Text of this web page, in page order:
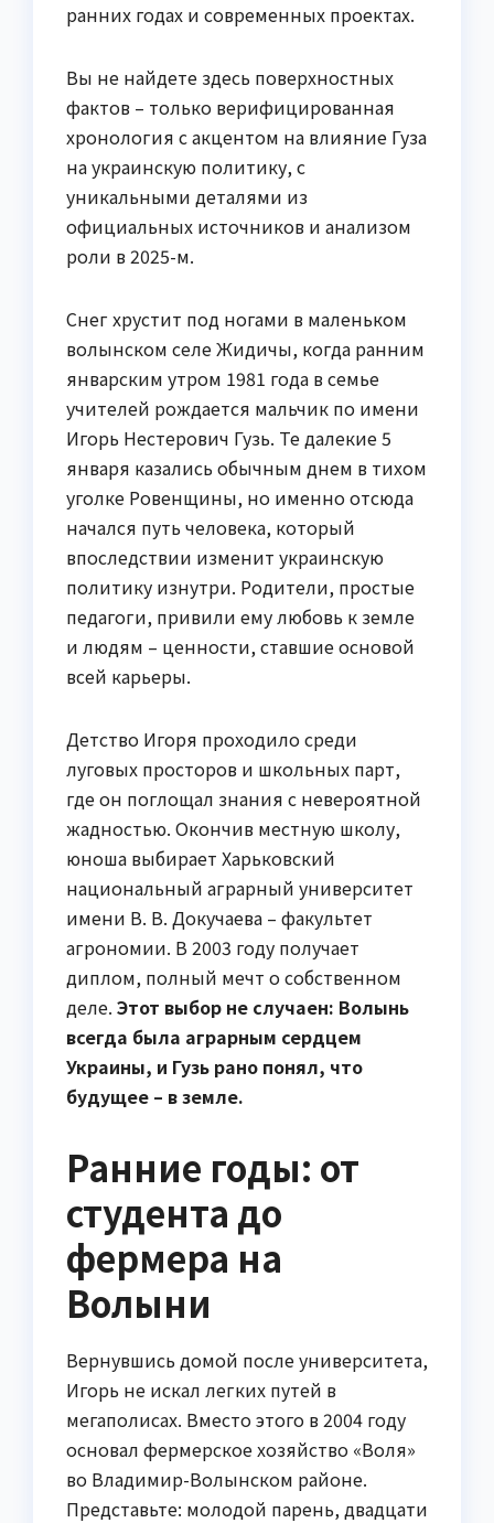
ранних годах и современных проектах.
Вы не найдете здесь поверхностных
фактов – только верифицированная
хронология с акцентом на влияние Гуза
на украинскую политику, с
уникальными деталями из
официальных источников и анализом
роли в 2025-м.
Снег хрустит под ногами в маленьком
волынском селе Жидичы, когда ранним
январским утром 1981 года в семье
учителей рождается мальчик по имени
Игорь Нестерович Гузь. Те далекие 5
января казались обычным днем в тихом
уголке Ровенщины, но именно отсюда
начался путь человека, который
впоследствии изменит украинскую
политику изнутри. Родители, простые
педагоги, привили ему любовь к земле
и людям – ценности, ставшие основой
всей карьеры.
Детство Игоря проходило среди
луговых просторов и школьных парт,
где он поглощал знания с невероятной
жадностью. Окончив местную школу,
юноша выбирает Харьковский
национальный аграрный университет
имени В. В. Докучаева – факультет
агрономии. В 2003 году получает
диплом, полный мечт о собственном
деле. Этот выбор не случаен: Волынь
всегда была аграрным сердцем
Украины, и Гузь рано понял, что
будущее – в земле.
Ранние годы: от
студента до
фермера на
Волыни
Вернувшись домой после университета,
Игорь не искал легких путей в
мегаполисах. Вместо этого в 2004 году
основал фермерское хозяйство «Воля»
во Владимир-Волынском районе.
Представьте: молодой парень, двадцати